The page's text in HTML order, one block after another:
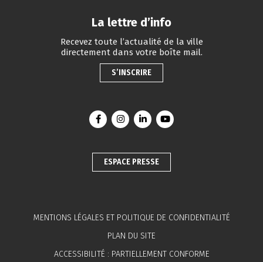
La lettre d’info
Recevez toute l’actualité de la ville
directement dans votre boîte mail.
S’INSCRIRE
Lien vers le compte Facebook
Lien vers le compte Instagram
Lien vers le compte Linkedin
Lien vers la chaîne
ESPACE PRESSE
MENTIONS LÉGALES ET POLITIQUE DE CONFIDENTIALITÉ
PLAN DU SITE
ACCESSIBILITÉ : PARTIELLEMENT CONFORME